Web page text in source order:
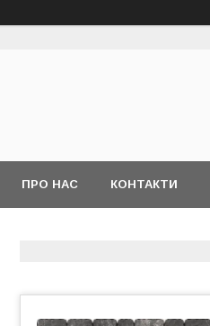
ПРО НАС КОНТАКТИ